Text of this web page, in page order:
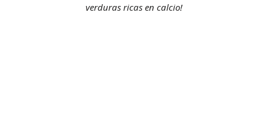
verduras ricas en calcio!